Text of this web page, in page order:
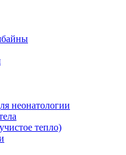
неонатологии
тепло)